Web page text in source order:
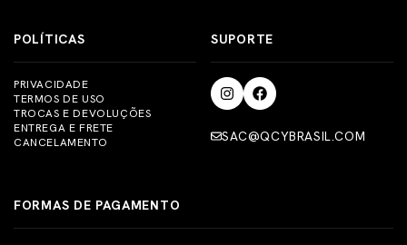
POLÍTICAS
PRIVACIDADE
TERMOS DE USO
TROCAS E DEVOLUÇÕES
ENTREGA E FRETE
CANCELAMENTO
SUPORTE
SAC@QCYBRASIL.COM
FORMAS DE PAGAMENTO